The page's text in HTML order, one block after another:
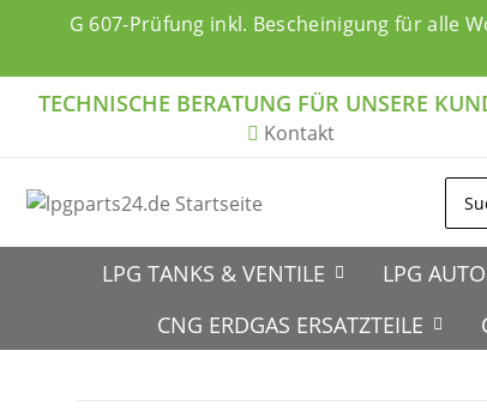
G 607-Prüfung inkl. Bescheinigung für alle
TECHNISCHE BERATUNG FÜR UNSERE
Kontakt
LPG TANKS & VENTILE LPG
CNG ERDGAS ERSATZTEILE